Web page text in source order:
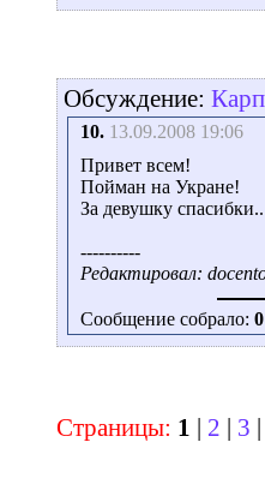
Обсуждение:
10. 13.09.2008 19:06
Привет всем!
Пойман на Укране!
За девушку
----------
Редактировал:
Сообщение собрало: 0
Страницы: 1 2 3